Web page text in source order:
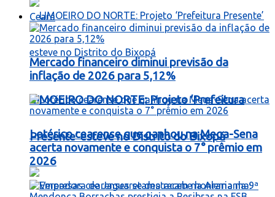
LIMOEIRO DO NORTE: Projeto ‘Prefeitura
Presente’ esteve no Distrito do Bixopá
Ceará
Mercado financeiro diminui previsão da
inflação de 2026 para 5,12%
Lotérico cearense que ganhou na Mega-Sena
acerta novamente e conquista o 7° prêmio em
2026